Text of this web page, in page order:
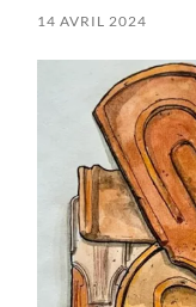
14 AVRIL 2024